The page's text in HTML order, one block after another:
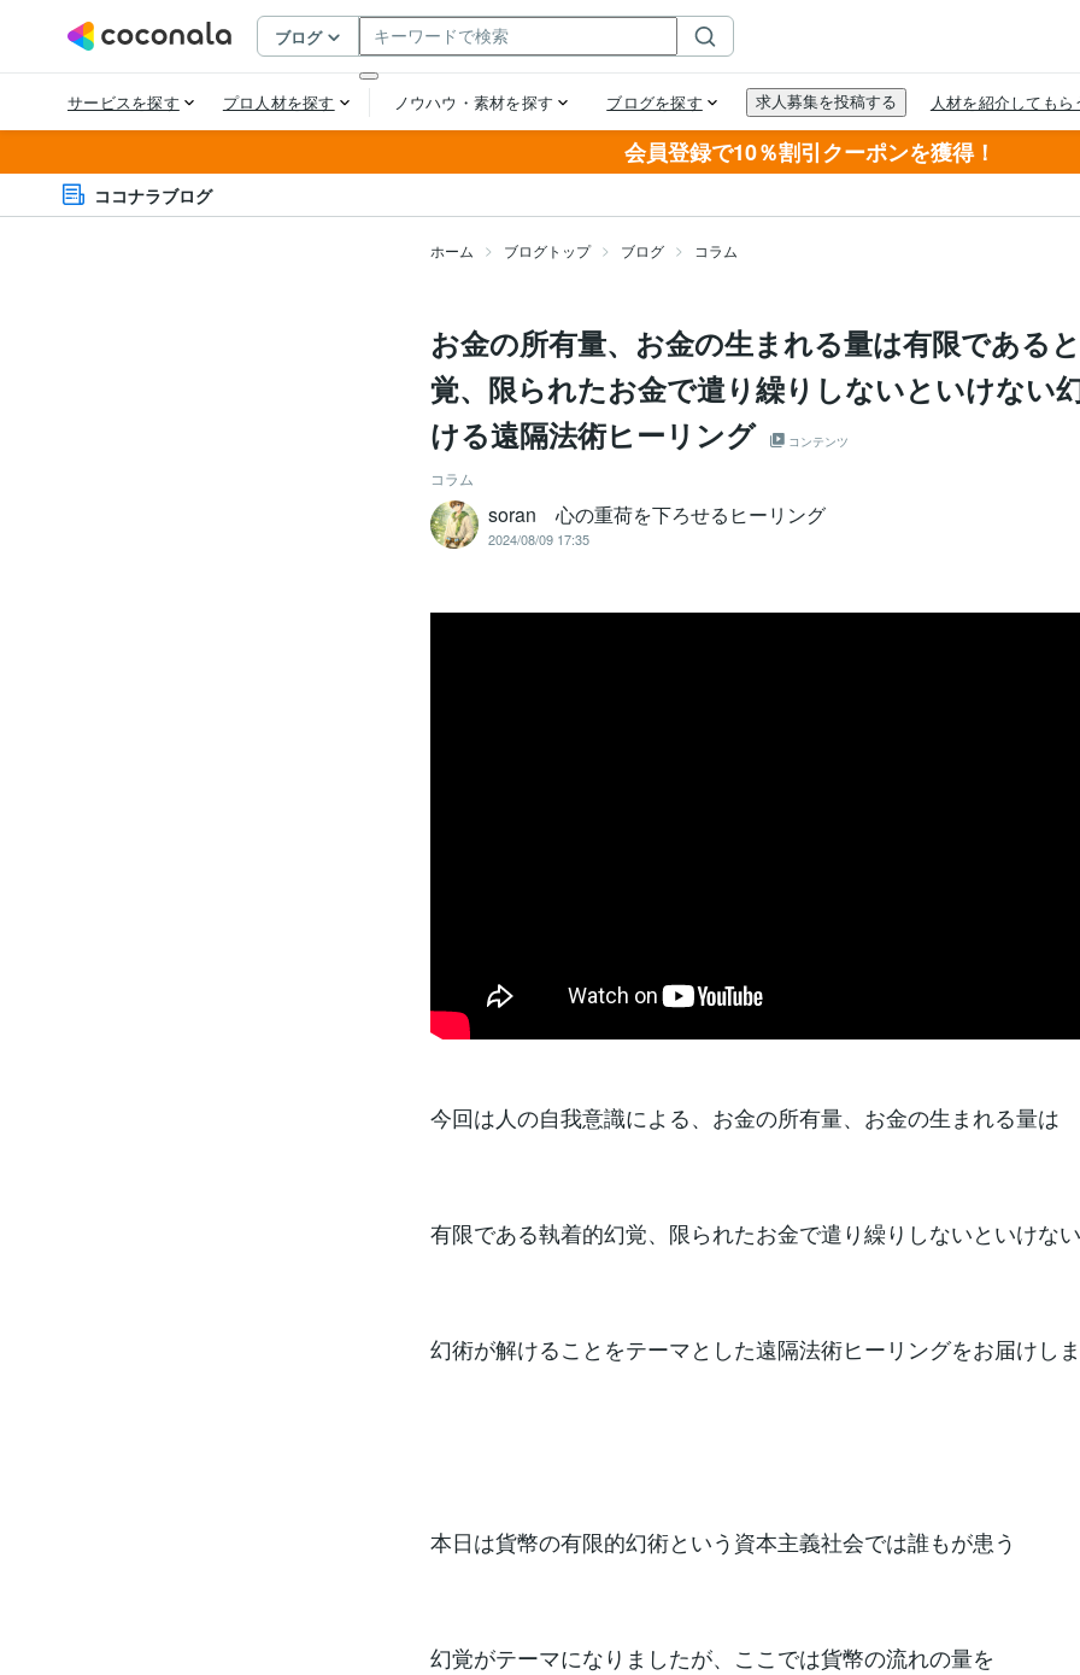
会員登録で10％割引クーポンを獲得！
ココナラブログ
ホーム ブログトップ ブログ コラム
お金の所有量、お金の生まれる量は有限である
覚、限られたお金で遣り繰りしないといけない
ける遠隔法術ヒーリング
コンテンツ
コラム
soran 心の重荷を下ろせるヒーリング
2024/08/09 17:35
今回は人の自我意識による、お金の所有量、お金の生まれる量は
有限である執着的幻覚、限られたお金で遣り繰りしないといけない
幻術が解けることをテーマとした遠隔法術ヒーリングをお届けし
本日は貨幣の有限的幻術という資本主義社会では誰もが患う
幻覚がテーマになりましたが、ここでは貨幣の流れの量を